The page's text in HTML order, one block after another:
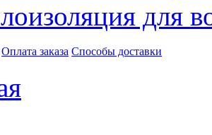
для
Оплата заказа Способы доставки